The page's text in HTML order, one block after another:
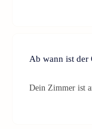
Ab wann ist der
Dein Zimmer ist